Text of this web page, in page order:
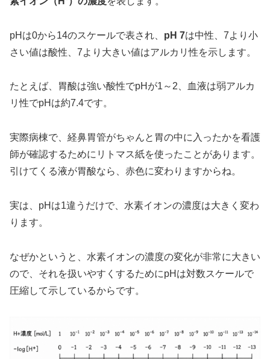
pHは0から14のスケールで表され、 pH 7は中性、7より小
さい値は酸性、7より大きい値はアルカリ性を示します。
たとえば、胃酸は強い酸性でpHが1～2、血液は弱アルカ
リ性でpHは約7.4です。
実際病棟で、経鼻胃管がちゃんと胃の中に入ったかを看護
師が確認するためにリトマス紙を使ったことがあります。
引けてくる液が胃酸なら、赤色に変わりますからね。
実は、pHは1違うだけで、水素イオンの濃度は大きく変わ
ります。
なぜかというと、水素イオンの濃度の変化が非常に大きい
ので、それを扱いやすくするためにpHは対数スケールで
圧縮して示しているからです。